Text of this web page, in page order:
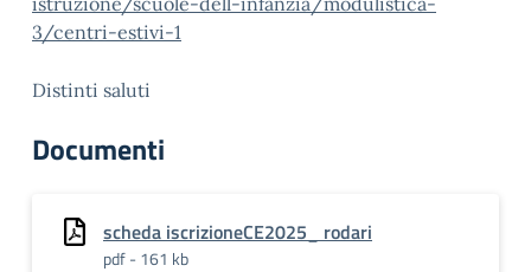
3/centri-estivi-1
Distinti saluti
Documenti
scheda iscrizioneCE2025_ rodari
pdf - 161 kb